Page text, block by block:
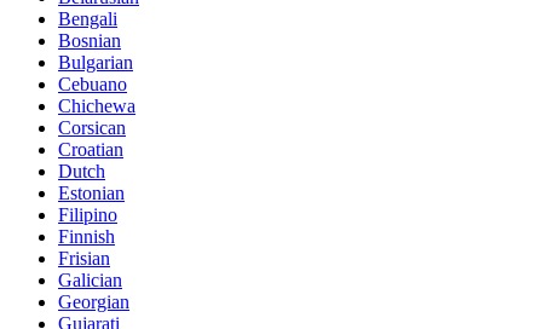
Bengali
Bosnian
Bulgarian
Cebuano
Chichewa
Corsican
Croatian
Dutch
Estonian
Filipino
Finnish
Frisian
Galician
Georgian
Gujarati